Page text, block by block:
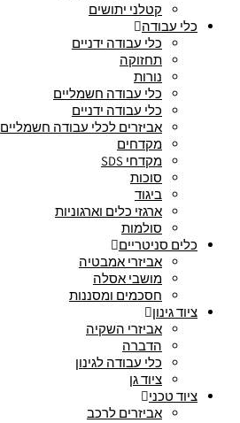
קטלני יתושים
כלי עבודה
כלי עבודה ידניים
תחזוקה
נורות
כלי עבודה חשמליים
כלי עבודה ידניים
אביזרים לכלי עבודה חשמליים
מקדחים
מקדחי SDS
סוכות
ביגוד
ארגזי כלים וארגוניות
סולמות
כלים סניטריים
אביזרי אמבטיה
מושבי אסלה
חסכמים ומסננות
ציוד גינון
אביזרי השקיה
הדברה
כלי עבודה לגינון
ציוד גן
ציוד טכני
אביזרים לרכב